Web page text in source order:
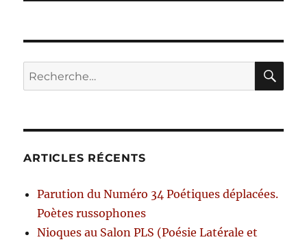
Recherche
pour :
ARTICLES RÉCENTS
Parution du Numéro 34 Poétiques déplacées.
Poètes russophones
Nioques au Salon PLS (Poésie Latérale et